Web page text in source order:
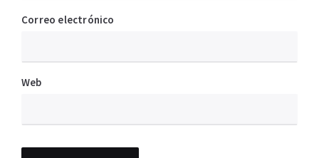
Correo electrónico
Web